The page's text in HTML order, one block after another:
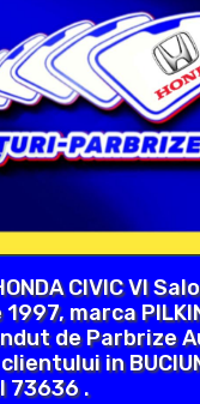
CIVIC VI
marca
de Parbrize
in
73636 .